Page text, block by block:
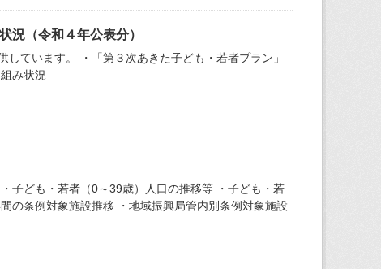
況（令和４年公表分）
ています。 ・「第３次あきた子ども・若者プラン」
み状況
子ども・若者（0～39歳）人口の推移等 ・子ども・若
の条例対象施設推移 ・地域振興局管内別条例対象施設